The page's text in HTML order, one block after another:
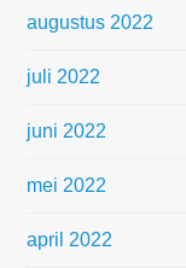
augustus 2022
juli 2022
juni 2022
mei 2022
april 2022